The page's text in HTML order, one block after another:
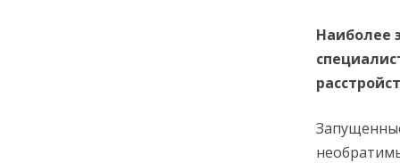
Наиболее